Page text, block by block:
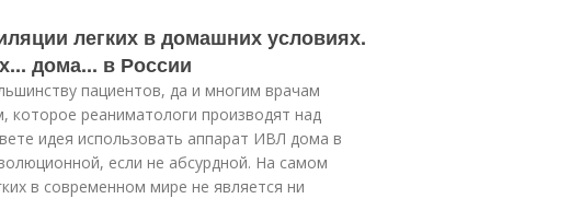
легких в домашних условиях.
дома... в России
пациентов, да и многим врачам
которое реаниматологи производят над
идея использовать аппарат ИВЛ дома в
если не абсурдной. На самом
в современном мире не является ни